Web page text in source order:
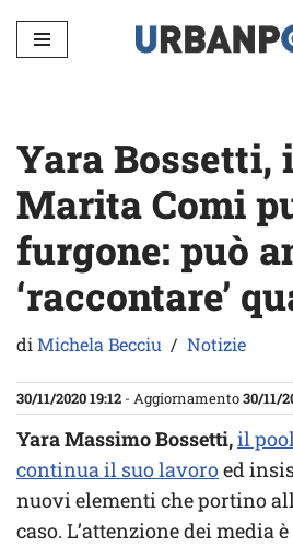
Vai
Yara Bossetti,
Marita Comi
furgone: può
‘raccontare’
diMichela Becciu Notizie
30/11/2020 19:12 - Aggiornamento30/11/
Yara Massimo Bossetti,il
continua il suo lavoroed
nuovi elementi che portino
caso. L’attenzione dei media